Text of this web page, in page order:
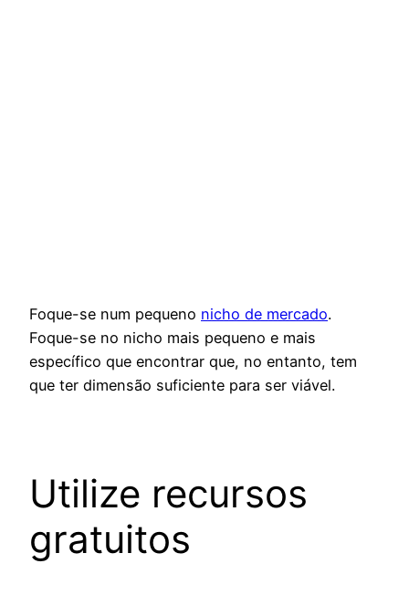
Foque-se num pequeno nicho de mercado.
Foque-se no nicho mais pequeno e mais
específico que encontrar que, no entanto, tem
que ter dimensão suficiente para ser viável.
Utilize recursos
gratuitos